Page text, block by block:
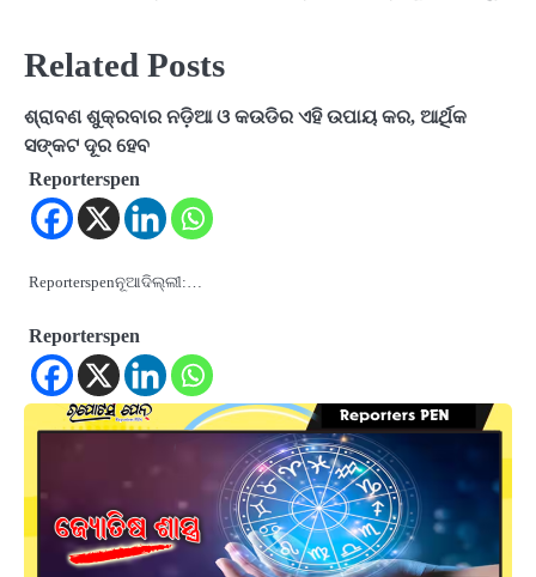
Related Posts
ଶ୍ରାବଣ ଶୁକ୍ରବାର ନଡ଼ିଆ ଓ କଉଡିର ଏହି ଉପାୟ କର, ଆର୍ଥିକ
ସଙ୍କଟ ଦୂର ହେବ
Reporterspen
Reporterspenନୂଆଦିଲ୍ଲୀ:…
Reporterspen